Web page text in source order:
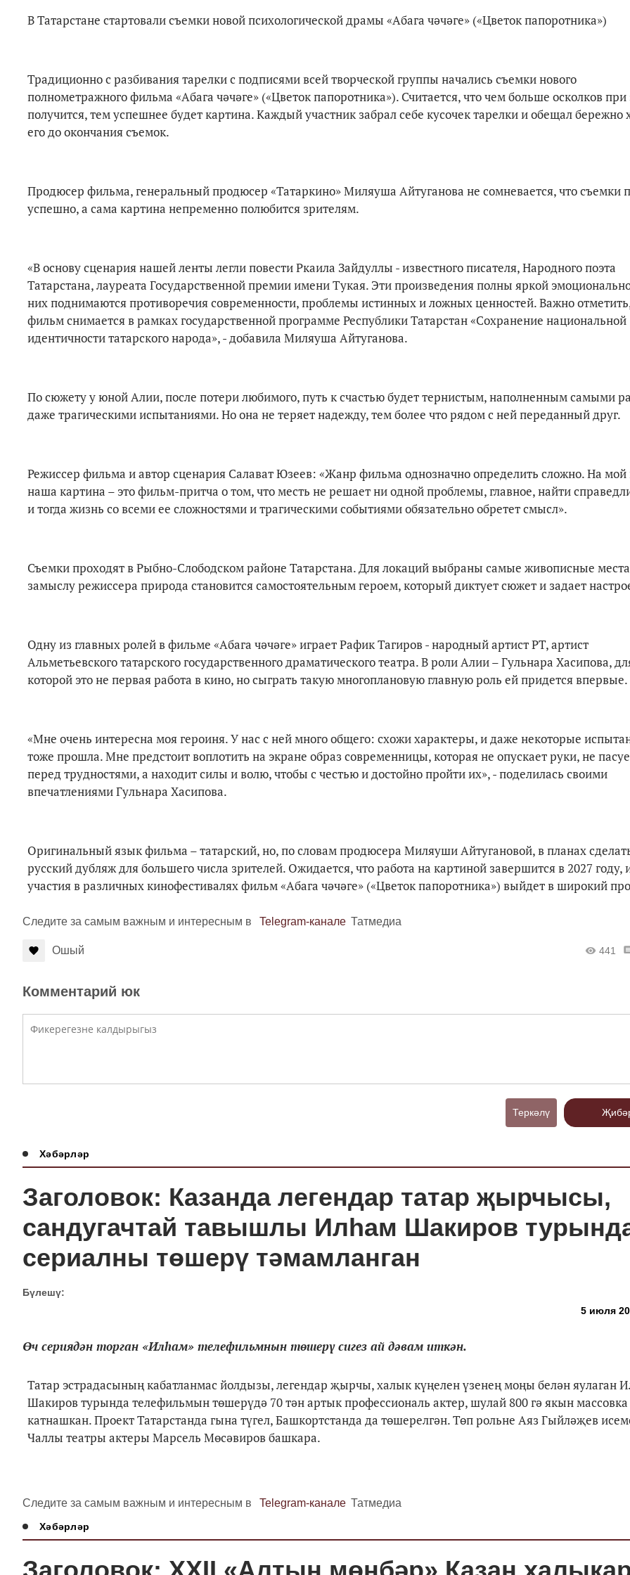
В Татарстане стартовали съемки новой психологической драмы «Абага чәчәге» («Цветок папоротника»)
Традиционно с разбивания тарелки с подписями всей творческой группы начались съемки нового
полнометражного фильма «Абага чәчәге» («Цветок папоротника»). Считается, что чем больше осколков при
получится, тем успешнее будет картина. Каждый участник забрал себе кусочек тарелки и обещал бережно
его до окончания съемок.
Продюсер фильма, генеральный продюсер «Татаркино» Миляуша Айтуганова не сомневается, что съемки
успешно, а сама картина непременно полюбится зрителям.
«В основу сценария нашей ленты легли повести Ркаила Зайдуллы - известного писателя, Народного поэта
Татарстана, лауреата Государственной премии имени Тукая. Эти произведения полны яркой
них поднимаются противоречия современности, проблемы истинных и ложных ценностей. Важно
фильм снимается в рамках государственной программе Республики Татарстан «Сохранение национальной
идентичности татарского народа», - добавила Миляуша Айтуганова.
По сюжету у юной Алии, после потери любимого, путь к счастью будет тернистым, наполненным самыми
даже трагическими испытаниями. Но она не теряет надежду, тем более что рядом с ней переданный друг.
Режиссер фильма и автор сценария Салават Юзеев: «Жанр фильма однозначно определить сложно. На мой
наша картина – это фильм-притча о том, что месть не решает ни одной проблемы, главное, найти
и тогда жизнь со всеми ее сложностями и трагическими событиями обязательно обретет смысл».
Съемки проходят в Рыбно-Слободском районе Татарстана. Для локаций выбраны самые живописные
замыслу режиссера природа становится самостоятельным героем, который диктует сюжет и задает
Одну из главных ролей в фильме «Абага чәчәге» играет Рафик Тагиров - народный артист РТ, артист
Альметьевского татарского государственного драматического театра. В роли Алии – Гульнара Хасипова,
которой это не первая работа в кино, но сыграть такую многоплановую главную роль ей придется впервые.
«Мне очень интересна моя героиня. У нас с ней много общего: схожи характеры, и даже некоторые
тоже прошла. Мне предстоит воплотить на экране образ современницы, которая не опускает руки, не
перед трудностями, а находит силы и волю, чтобы с честью и достойно пройти их», - поделилась своими
впечатлениями Гульнара Хасипова.
Оригинальный язык фильма – татарский, но, по словам продюсера Миляуши Айтугановой, в планах
русский дубляж для большего числа зрителей. Ожидается, что работа на картиной завершится в 2027 году,
участия в различных кинофестивалях фильм «Абага чәчәге» («Цветок папоротника») выйдет в широкий
Следите за самым важным и интересным в Telegram-канале Татмедиа
Ошый 441
Комментарий юк
Теркәлү
Хәбәрләр
Заголовок: Казанда легендар татар җырчысы,
сандугачтай тавышлы Илһам Шакиров
сериалны төшерү тәмамланган
Бүлешү:
5 июля
Өч сериядән торган «Илһам» телефильмнын төшерү сигез ай дәвам иткән.
Татар эстрадасының кабатланмас йолдызы, легендар җырчы, халык күңелен үзенең моңы белән яулаган
Шакиров турында телефильмын төшерүдә 70 тән артык профессиональ актер, шулай 800 гә якын массовка
катнашкан. Проект Татарстанда гына түгел, Башкортстанда да төшерелгән. Төп рольне Аяз Гыйләҗев
Чаллы театры актеры Марсель Мөсәвиров башкара.
Следите за самым важным и интересным в Telegram-канале Татмедиа
Хәбәрләр